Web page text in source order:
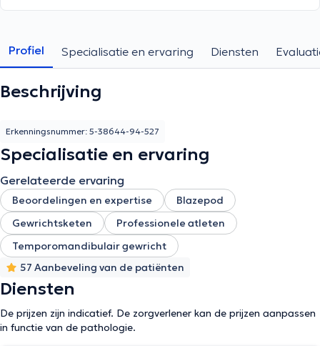
Profiel Specialisatie en ervaring Diensten
Beschrijving
Erkenningsnummer: 5-38644-94-527
Specialisatie en ervaring
Gerelateerde ervaring
Beoordelingen en expertise
Blazepod
Gewrichtsketen
Professionele atleten
Temporomandibulair gewricht
57 Aanbeveling van de patiënten
Diensten
De prijzen zijn indicatief. De zorgverlener kan de prijzen aanpassen
in functie van de pathologie.